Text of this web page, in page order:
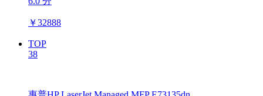
￥32888
TOP
38